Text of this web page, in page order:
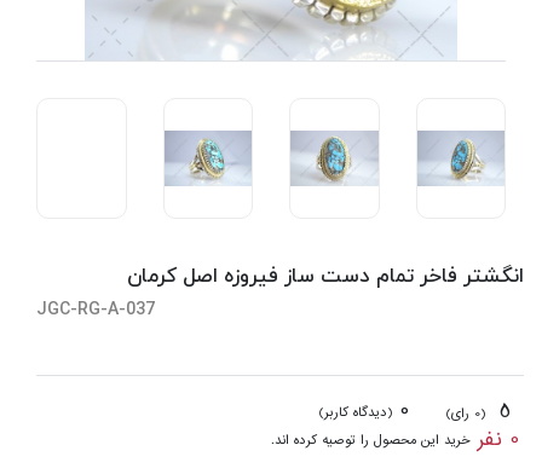
انگشتر فاخر تمام دست ساز فیروزه اصل کرمان
JGC-RG-A-037
(0 رای) 0 (دیدگاه کاربر)
0 نفر خرید این محصول را توصیه کرده اند.